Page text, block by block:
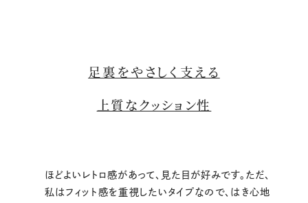
足裏をやさしく支える
上質なクッション性
ほどよいレトロ感があって、見た目が好みです。ただ、
私はフィット感を重視したいタイプなので、はき心地